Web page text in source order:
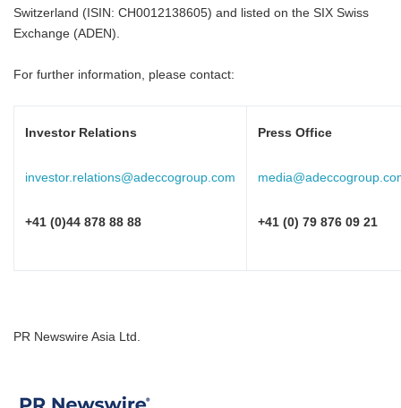
Switzerland (ISIN: CH0012138605) and listed on the SIX Swiss
Exchange (ADEN).
For further information, please contact:
Investor Relations
investor.relations@adeccogroup.com
+41 (0)44 878 88 88
Press Office
+41 (0) 79 876 09 21
PR Newswire Asia Ltd.